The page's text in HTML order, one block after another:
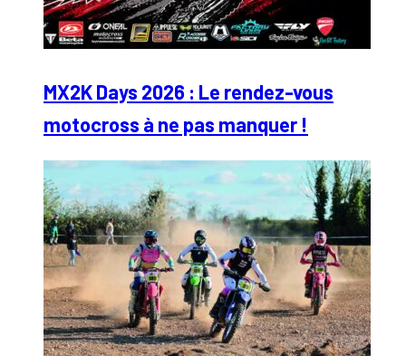
MX2K Days 2026 : Le rendez-vous
motocross à ne pas manquer !